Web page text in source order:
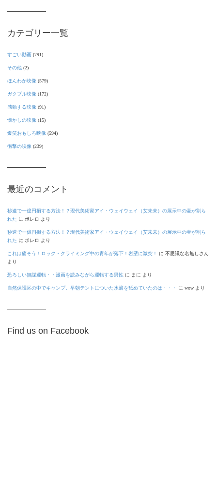
カテゴリー一覧
すごい動画 (791)
その他 (2)
ほんわか映像 (579)
ガクブル映像 (172)
感動する映像 (91)
懐かしの映像 (15)
爆笑おもしろ映像 (594)
衝撃の映像 (239)
最近のコメント
秒速で一億円損する方法！？現代美術家アイ・ウェイウェイ（艾未未）の展示中の壷が割ら
れた に ボレロ より
秒速で一億円損する方法！？現代美術家アイ・ウェイウェイ（艾未未）の展示中の壷が割ら
れた に ボレロ より
これは痛そう！ロック・クライミング中の青年が落下！岩壁に激突！ に 不思議な名無しさん
より
恐ろしい無謀運転・・漫画を読みながら運転する男性 に まに より
自然保護区の中でキャンプ。早朝テントについた水滴を舐めていたのは・・・ に wow より
Find us on Facebook